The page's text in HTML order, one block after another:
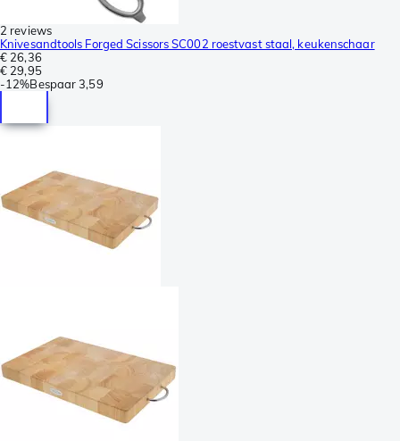
2 reviews
Knivesandtools Forged Scissors SC002 roestvast staal, keukenschaar
€ 26,36
€ 29,95
-12%Bespaar 3,59